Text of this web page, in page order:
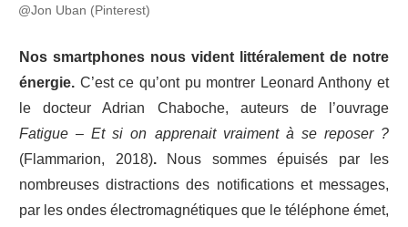
@Jon Uban (Pinterest)
Nos smartphones nous vident littéralement de notre
énergie. C’est ce qu’ont pu montrer Leonard Anthony et
le docteur Adrian Chaboche, auteurs de l’ouvrage
Fatigue – Et si on apprenait vraiment à se reposer ?
(Flammarion, 2018).
Nous sommes épuisés par les
nombreuses distractions des notifications et messages,
par les ondes électromagnétiques que le téléphone émet,